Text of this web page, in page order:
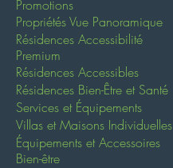
Promotions
Propriétés Vue Panoramique
Résidences Accessibilité
Premium
Résidences Accessibles
Résidences Bien-Être et Santé
Services et Équipements
Villas et Maisons Individuelles
Équipements et Accessoires
Bien-être